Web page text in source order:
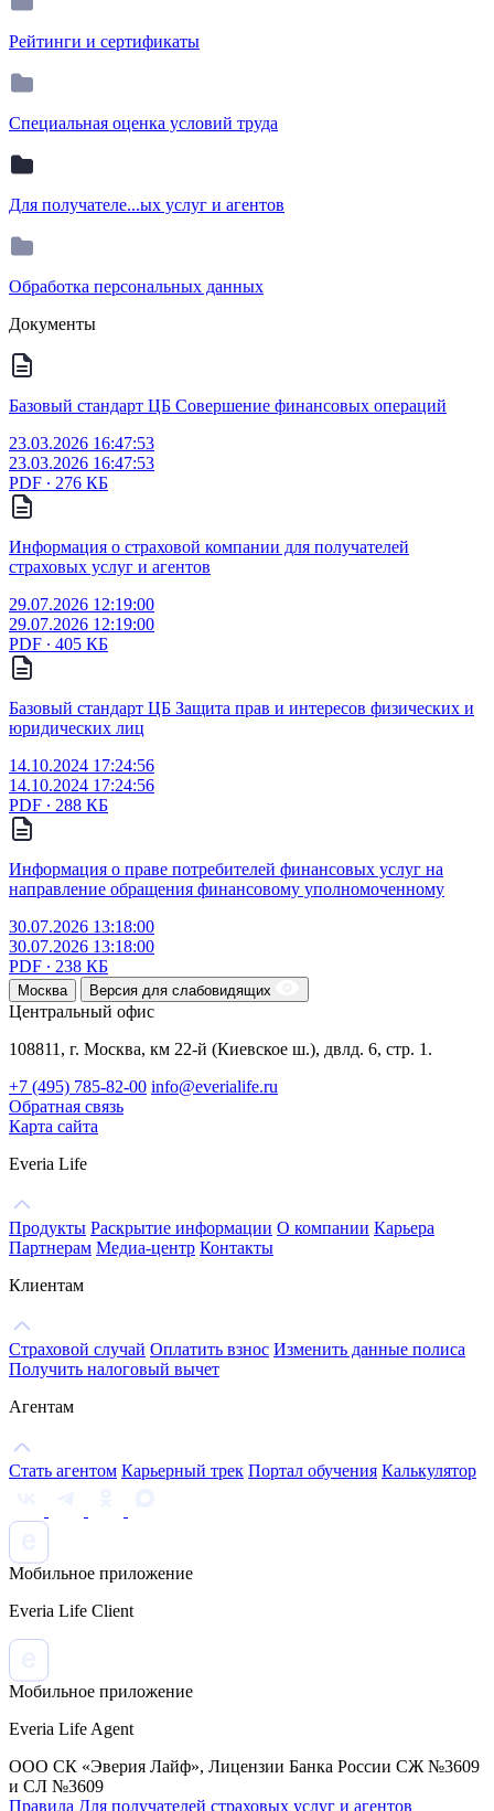
Рейтинги и сертификаты
Специальная оценка условий труда
Для получателе...ых услуг и агентов
Обработка персональных данных
Документы
Базовый стандарт ЦБ Совершение финансовых операций
23.03.2026 16:47:53
23.03.2026 16:47:53
PDF ∙ 276 КБ
Информация о страховой компании для получателей
страховых услуг и агентов
29.07.2026 12:19:00
29.07.2026 12:19:00
PDF ∙ 405 КБ
Базовый стандарт ЦБ Защита прав и интересов физических и
юридических лиц
14.10.2024 17:24:56
14.10.2024 17:24:56
PDF ∙ 288 КБ
Информация о праве потребителей финансовых услуг на
направление обращения финансовому уполномоченному
30.07.2026 13:18:00
30.07.2026 13:18:00
PDF ∙ 238 КБ
Москва Версия для слабовидящих
Центральный офис
108811, г. Москва, км 22-й (Киевское ш.), двлд. 6, стр. 1.
+7 (495) 785-82-00 info@everialife.ru
Обратная связь
Карта сайта
Everia Life
Продукты Раскрытие информации О компании Карьера
Партнерам Медиа-центр Контакты
Клиентам
Страховой случай Оплатить взнос Изменить данные полиса
Получить налоговый вычет
Агентам
Стать агентом Карьерный трек Портал обучения Калькулятор
Мобильное приложение
Everia Life Client
Мобильное приложение
Everia Life Agent
ООО СК «Эверия Лайф», Лицензии Банка России СЖ №3609
и СЛ №3609
Правила Для получателей страховых услуг и агентов